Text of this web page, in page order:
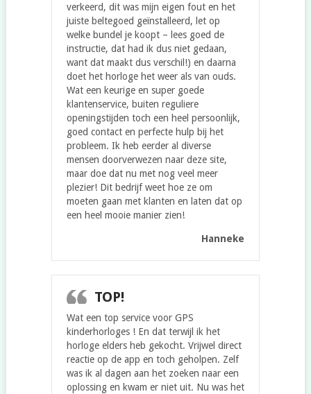
verkeerd, dit was mijn eigen fout en het
juiste beltegoed geïnstalleerd, let op
welke bundel je koopt – lees goed de
instructie, dat had ik dus niet gedaan,
want dat maakt dus verschil!) en daarna
doet het horloge het weer als van ouds.
Wat een keurige en super goede
klantenservice, buiten reguliere
openingstijden toch een heel persoonlijk,
goed contact en perfecte hulp bij het
probleem. Ik heb eerder al diverse
mensen doorverwezen naar deze site,
maar doe dat nu met nog veel meer
plezier! Dit bedrijf weet hoe ze om
moeten gaan met klanten en laten dat op
een heel mooie manier zien!
Hanneke
TOP!
Wat een top service voor GPS
kinderhorloges ! En dat terwijl ik het
horloge elders heb gekocht. Vrijwel direct
reactie op de app en toch geholpen. Zelf
was ik al dagen aan het zoeken naar een
oplossing en kwam er niet uit. Nu was het